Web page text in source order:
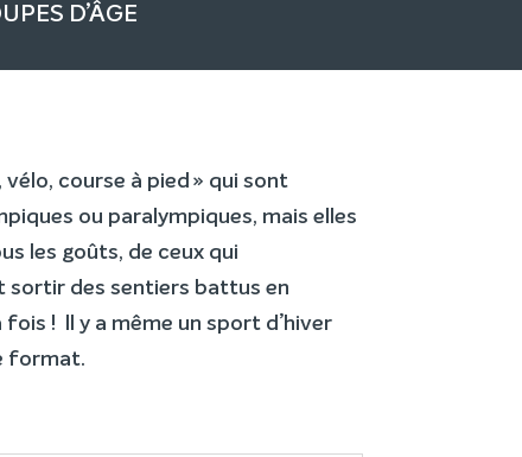
D’ÂGE
course à pied » qui sont
ou paralympiques, mais elles
les goûts, de ceux qui
sortir des sentiers battus en
! Il y a même un sport d’hiver
format.